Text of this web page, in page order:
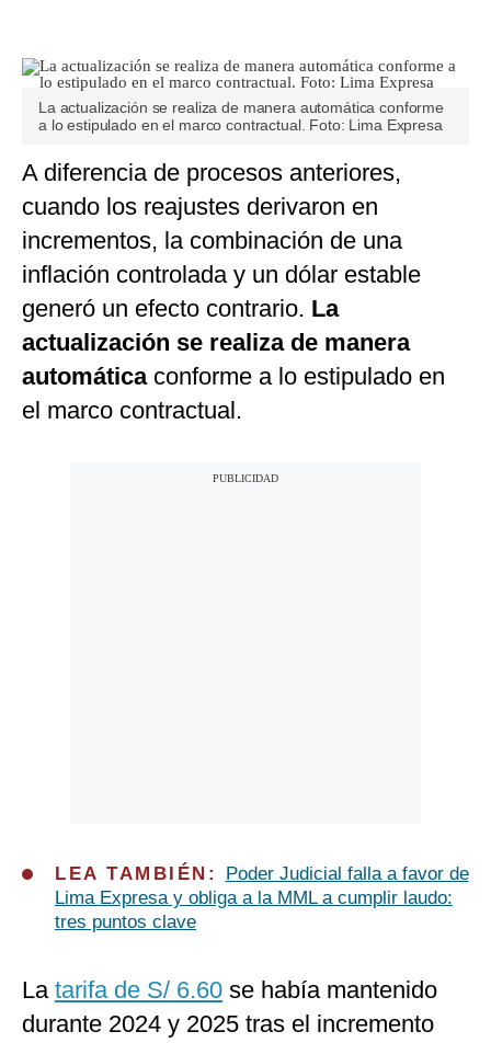
La actualización se realiza de manera automática conforme
a lo estipulado en el marco contractual. Foto: Lima Expresa
A diferencia de procesos anteriores,
cuando los reajustes derivaron en
incrementos, la combinación de una
inflación controlada y un dólar estable
generó un efecto contrario. La
actualización se realiza de manera
automáticaconforme a lo estipulado en
el marco contractual.
LEA TAMBIÉN:
Poder Judicial falla a favor de
Lima Expresa y obliga a la MML a cumplir laudo:
tres puntos clave
La tarifa de S/ 6.60 se había mantenido
durante 2024 y 2025 tras el incremento